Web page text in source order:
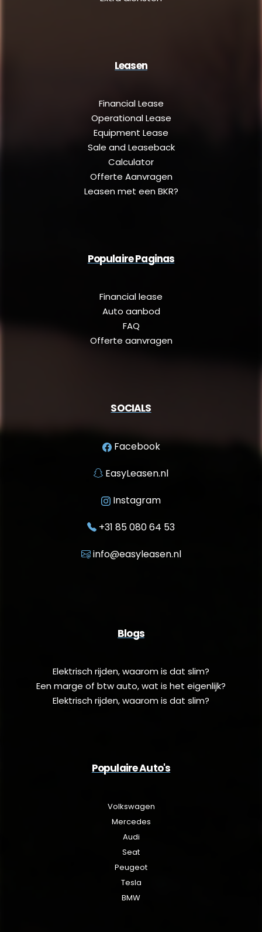
Leasen
Financial Lease
Operational Lease
Equipment Lease
Sale and Leaseback
Calculator
Offerte Aanvragen
Leasen met een BKR?
Populaire Paginas
Financial lease
Auto aanbod
FAQ
Offerte aanvragen
SOCIALS
Facebook
EasyLeasen.nl
Instagram
+31 85 080 64 53
info@easyleasen.nl
Blogs
Elektrisch rijden, waarom is dat slim?
Een marge of btw auto, wat is het eigenlijk?
Elektrisch rijden, waarom is dat slim?
Populaire Auto's
Volkswagen
Mercedes
Audi
Seat
Peugeot
Tesla
BMW